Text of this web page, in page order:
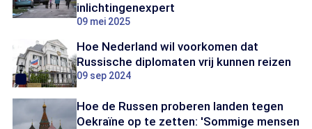
inlichtingenexpert
09 mei 2025
Hoe Nederland wil voorkomen dat
Russische diplomaten vrij kunnen reizen
09 sep 2024
Hoe de Russen proberen landen tegen
Oekraïne op te zetten: 'Sommige mensen